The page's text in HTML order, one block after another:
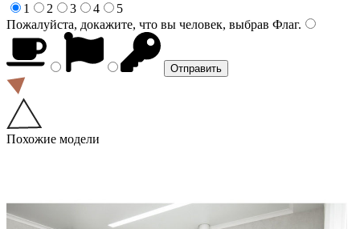
1
2 3 4
5
Пожалуйста, докажите, что вы человек, выбрав Флаг.
Похожие модели